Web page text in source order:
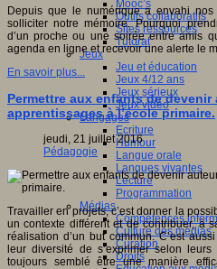
Mooc’s
Outils collaboratifs
Sites ressources
Tutorat
Jeux
Jeu et éducation
Jeux 4/12 ans
Jeux sérieux
Jeux vidéo
Langages
Ecriture
Humour
Langue orale
Langues vivantes
Lecture
Programmation
Médias
Compétences
Culture des médias
Curation
Droits
Depuis que le numérique a envahi
solliciter notre mémoire. Pourquoi
d’un proche ou une soirée entre amis
agenda en ligne et recevoir une alerte le
En savoir plus...
Permettre aux enfants de devenir
apprentissages à l’école primaire.
jeudi, 21 juillet 2016
Pédagogie
Travailler en projets, c’est donner la
un contexte différent et de contribuer, à
réalisation d’un but commun. C’est
leur diversité de s’exprimer selon
toujours semblé être une manière